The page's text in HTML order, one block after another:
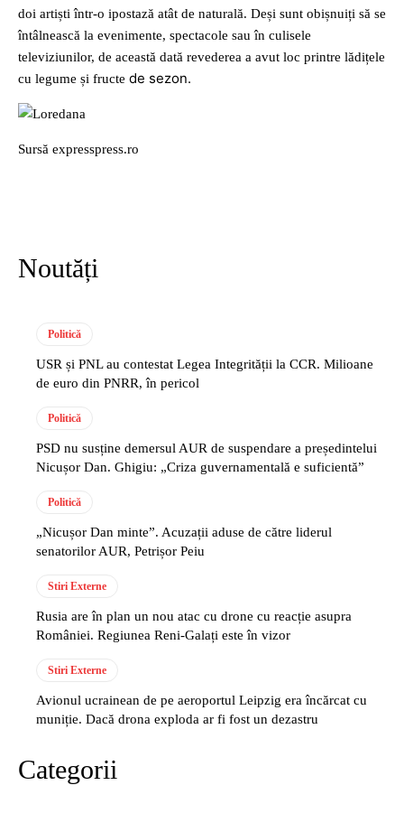
doi artiști într-o ipostază atât de naturală. Deși sunt obișnuiți să se
întâlnească la evenimente, spectacole sau în culisele
televiziunilor, de această dată revederea a avut loc printre lădițele
cu legume și fructe de sezon.
Sursă expresspress.ro
Noutăți
Politică
USR și PNL au contestat Legea Integrității la CCR. Milioane
de euro din PNRR, în pericol
Politică
PSD nu susține demersul AUR de suspendare a președintelui
Nicușor Dan. Ghigiu: „Criza guvernamentală e suficientă”
Politică
„Nicușor Dan minte”. Acuzații aduse de către liderul
senatorilor AUR, Petrișor Peiu
Stiri Externe
Rusia are în plan un nou atac cu drone cu reacție asupra
României. Regiunea Reni-Galați este în vizor
Stiri Externe
Avionul ucrainean de pe aeroportul Leipzig era încărcat cu
muniție. Dacă drona exploda ar fi fost un dezastru
Categorii